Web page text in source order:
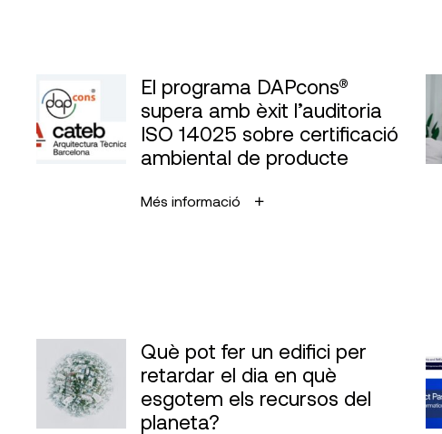
El programa DAPcons®
supera amb èxit l’auditoria
ISO 14025 sobre certificació
ambiental de producte
Més informació
Què pot fer un edifici per
retardar el dia en què
esgotem els recursos del
planeta?